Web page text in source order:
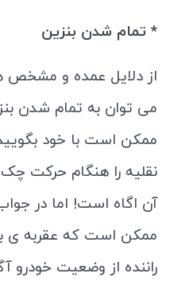
* تمام شدن بنزین
از دلایل عمده و
می توان به تمام شدن
ممکن است با خود
نقلیه را هنگام حرکت
آن اگاه است! اما در
ممکن است که عقربه ی
راننده از وضعیت خودرو